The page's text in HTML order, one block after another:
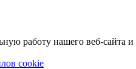
работу нашего веб-сайта и
cookie